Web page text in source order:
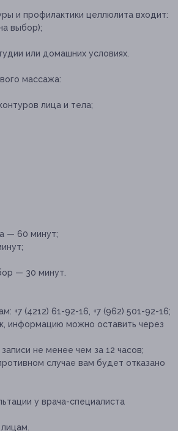
и профилактики целлюлита входит:
выбор);
или домашних условиях.
массажа:
лица и тела;
— 60 минут;
— 30 минут.
+7 (4212) 61-92-16, +7 (962) 501-92-16;
информацию можно оставить через
не менее чем за 12 часов;
случае вам будет отказано
у врача-специалиста